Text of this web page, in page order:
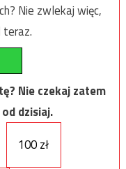
Nie zwlekaj więc,
teraz.
Nie czekaj zatem
dzisiaj.
100 zł